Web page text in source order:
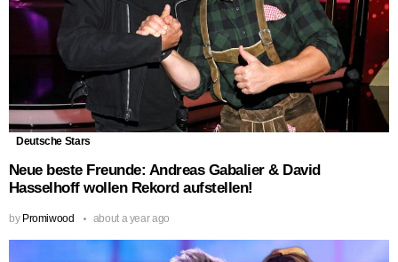
Deutsche Stars
Neue beste Freunde: Andreas Gabalier & David
Hasselhoff wollen Rekord aufstellen!
by Promiwood about a year ago